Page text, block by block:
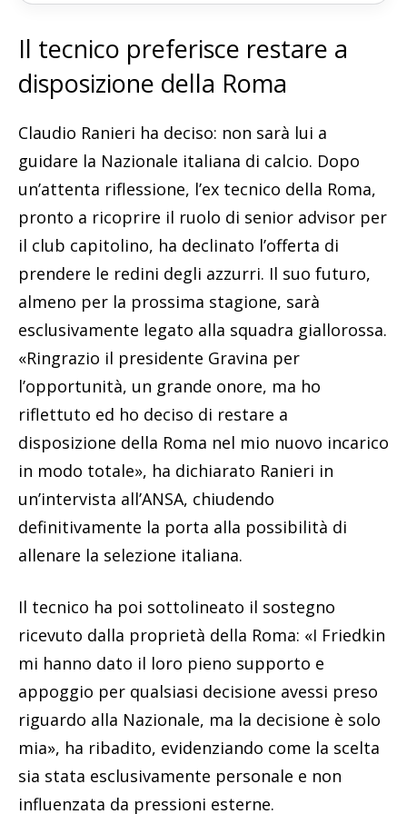
Il tecnico preferisce restare a
disposizione della Roma
Claudio Ranieri ha deciso: non sarà lui a
guidare la Nazionale italiana di calcio. Dopo
un’attenta riflessione, l’ex tecnico della Roma,
pronto a ricoprire il ruolo di senior advisor per
il club capitolino, ha declinato l’offerta di
prendere le redini degli azzurri. Il suo futuro,
almeno per la prossima stagione, sarà
esclusivamente legato alla squadra giallorossa.
«Ringrazio il presidente Gravina per
l’opportunità, un grande onore, ma ho
riflettuto ed ho deciso di restare a
disposizione della Roma nel mio nuovo incarico
in modo totale», ha dichiarato Ranieri in
un’intervista all’ANSA, chiudendo
definitivamente la porta alla possibilità di
allenare la selezione italiana.
Il tecnico ha poi sottolineato il sostegno
ricevuto dalla proprietà della Roma: «I Friedkin
mi hanno dato il loro pieno supporto e
appoggio per qualsiasi decisione avessi preso
riguardo alla Nazionale, ma la decisione è solo
mia», ha ribadito, evidenziando come la scelta
sia stata esclusivamente personale e non
influenzata da pressioni esterne.